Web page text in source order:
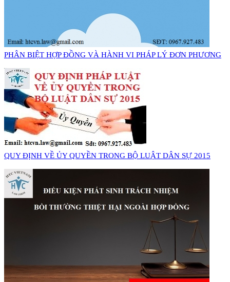
PHÂN BIỆT HỢP ĐỒNG VÀ HÀNH VI PHÁP LÝ ĐƠN PHƯƠNG
QUY ĐỊNH VỀ ỦY QUYỀN TRONG BỘ LUẬT DÂN SỰ 2015